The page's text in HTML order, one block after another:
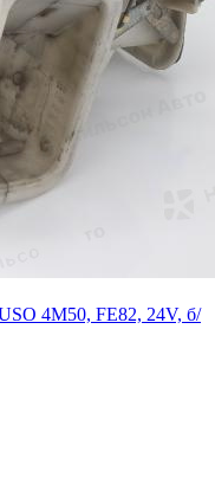
4M50, FE82, 24V, б/